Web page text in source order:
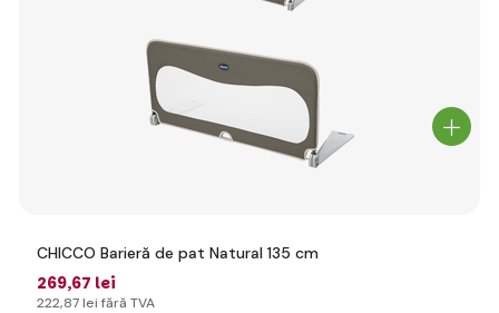
CHICCO Barieră de pat Natural 135 cm
269,67 lei
222,87 lei fără TVA